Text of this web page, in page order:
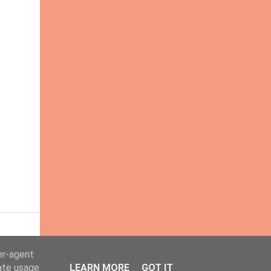
agent
usage
LEARN MORE GOT IT